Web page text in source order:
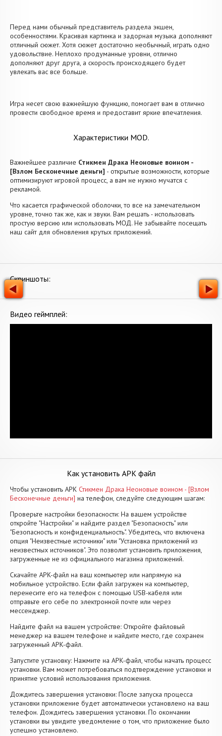
Перед нами обычный представитель раздела экшен,
особенностями. Красивая картинка и задорная музыка дополняют
отличный сюжет. Хотя сюжет достаточно необычный, играть одно
удовольствие. Неплохо продуманные уровни, отлично
дополняют друг друга, а скорость происходящего будет
увлекать вас все больше.
Игра несет свою важнейшую функцию, помогает вам в отлично
провести свободное время и предоставит яркие впечатления.
Характеристики MOD.
Важнейшее различие Стикмен Драка Неоновые воином -
[Взлом Бесконечные деньги] - открытые возможности, которые
оптимизируют игровой процесс, а вам не нужно мучатся с
рекламой.
Что касается графической оболочки, то все на замечательном
уровне, точно так же, как и звуки. Вам решать - использовать
простую версию или использовать МОД. Не забывайте посещать
наш сайт для обновления крутых приложений.
Скриншоты:
Видео геймплей:
Как установить APK файл
Чтобы установить APK Стикмен Драка Неоновые воином - [Взлом
Бесконечные деньги] на телефон, следуйте следующим шагам:
Проверьте настройки безопасности: На вашем устройстве
откройте "Настройки" и найдите раздел "Безопасность" или
"Безопасность и конфиденциальность". Убедитесь, что включена
опция "Неизвестные источники" или "Установка приложений из
неизвестных источников". Это позволит установить приложения,
загруженные не из официального магазина приложений.
Скачайте APK-файл на ваш компьютер или напрямую на
мобильное устройство. Если файл загружен на компьютер,
перенесите его на телефон с помощью USB-кабеля или
отправьте его себе по электронной почте или через
мессенджер.
Найдите файл на вашем устройстве: Откройте файловый
менеджер на вашем телефоне и найдите место, где сохранен
загруженный APK-файл.
Запустите установку: Нажмите на APK-файл, чтобы начать процесс
установки. Вам может потребоваться подтверждение установки и
принятие условий использования приложения.
Дождитесь завершения установки: После запуска процесса
установки приложение будет автоматически установлено на ваш
телефон. Дождитесь завершения установки. По окончании
установки вы увидите уведомление о том, что приложение было
успешно установлено.